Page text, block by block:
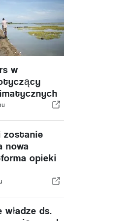
w
zostanie
nowa
opieki
ds.